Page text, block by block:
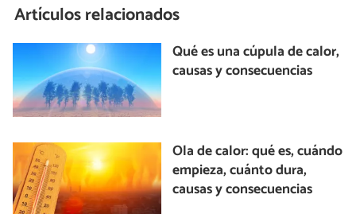
Artículos relacionados
Qué es una cúpula de calor,
causas y consecuencias
Ola de calor: qué es, cuándo
empieza, cuánto dura,
causas y consecuencias